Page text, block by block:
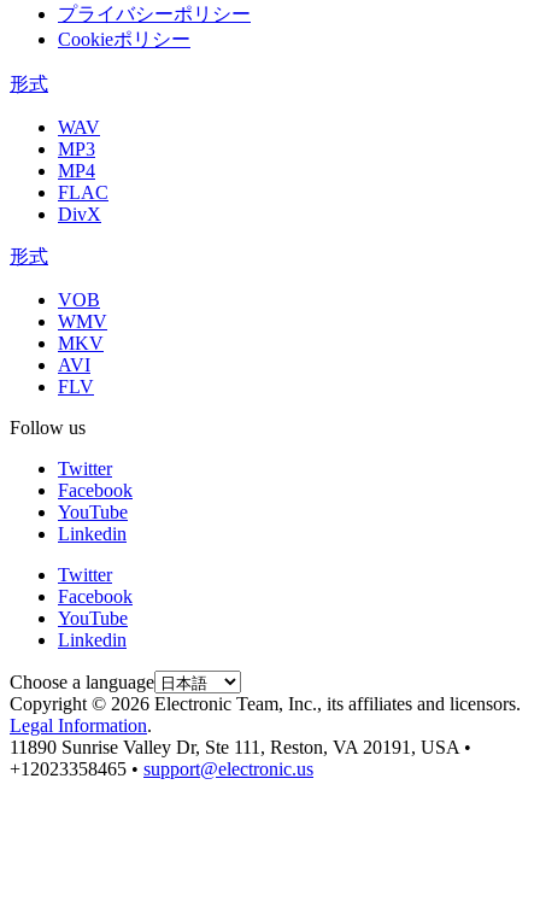
プライバシーポリシー
Cookieポリシー
形式
WAV
MP3
MP4
FLAC
DivX
形式
VOB
WMV
MKV
AVI
FLV
Follow us
Twitter
Facebook
YouTube
Linkedin
Twitter
Facebook
YouTube
Linkedin
Choose a language
Copyright © 2026 Electronic Team, Inc., its affiliates and licensors.
Legal Information.
11890 Sunrise Valley Dr, Ste 111, Reston, VA 20191, USA •
+12023358465 • support@electronic.us